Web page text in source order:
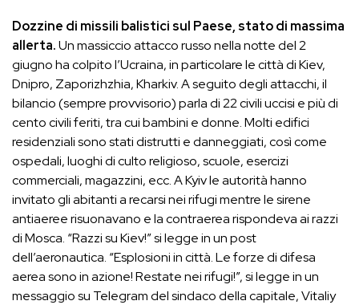
Dozzine di missili balistici sul Paese, stato di massima
allerta.Un massiccio attacco russo nella notte del 2
giugno ha colpito l’Ucraina, in particolare le città di Kiev,
Dnipro, Zaporizhzhia, Kharkiv. A seguito degli attacchi, il
bilancio (sempre provvisorio) parla di 22 civili uccisi e più di
cento civili feriti, tra cui bambini e donne. Molti edifici
residenziali sono stati distrutti e danneggiati, così come
ospedali, luoghi di culto religioso, scuole, esercizi
commerciali, magazzini, ecc. A Kyiv le autorità hanno
invitato gli abitanti a recarsi nei rifugi mentre le sirene
antiaeree risuonavano e la contraerea rispondeva ai razzi
di Mosca. “Razzi su Kiev!” si legge in un post
dell’aeronautica. “Esplosioni in città. Le forze di difesa
aerea sono in azione! Restate nei rifugi!”, si legge in un
messaggio su Telegram del sindaco della capitale, Vitaliy